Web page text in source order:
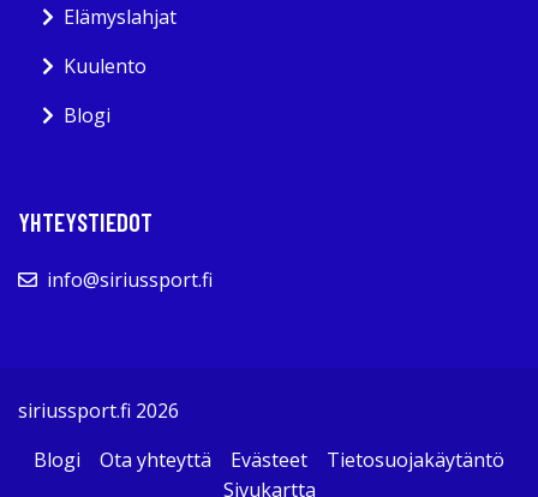
Elämyslahjat
Kuulento
Blogi
YHTEYSTIEDOT
info@siriussport.fi
siriussport.fi 2026
Blogi
Ota yhteyttä Evästeet
Tietosuojakäytäntö
Sivukartta